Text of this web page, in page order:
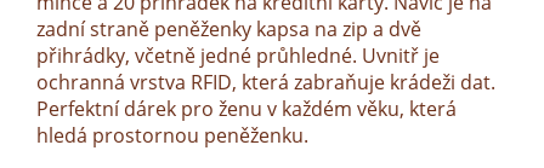
zadní straně peněženky kapsa na zip a dvě
přihrádky, včetně jedné průhledné. Uvnitř je
ochranná vrstva RFID, která zabraňuje krádeži dat.
Perfektní dárek pro ženu v každém věku, která
hledá prostornou peněženku.